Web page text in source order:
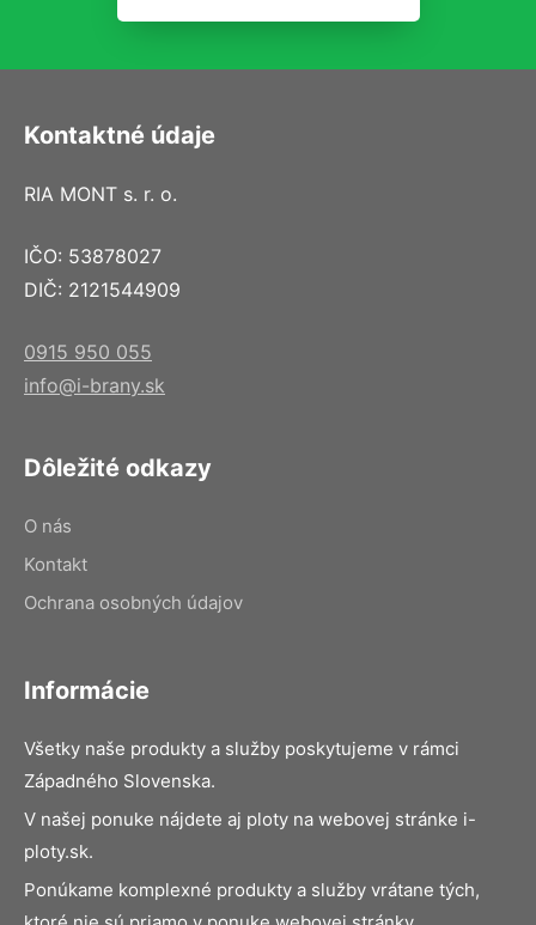
Kontaktné údaje
RIA MONT s. r. o.
IČO: 53878027
DIČ: 2121544909
0915 950 055
info@i-brany.sk
Dôležité odkazy
O nás
Kontakt
Ochrana osobných údajov
Informácie
Všetky naše produkty a služby poskytujeme v rámci
Západného Slovenska.
V našej ponuke nájdete aj ploty na webovej stránke i-
ploty.sk.
Ponúkame komplexné produkty a služby vrátane tých,